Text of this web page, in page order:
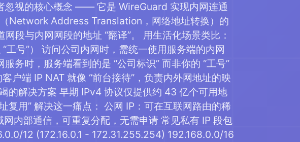
忽视的核心概念 —— 它是 WireGuard 实现内网连通
Network Address Translation，网络地址转换）的
段与内网网段的地址 “翻译”。 用生活化场景类比：
号”） 访问公司内网时，需统一使用服务端的内网
务时，服务端看到的是 “公司标识” 而非你的 “工号”
户端 IP NAT 就像 “前台接待”，负责内外网地址的映
的解决方案 早期 IPv4 协议仅提供约 43 亿个可用地
复用” 解决这一痛点： 公网 IP：可在互联网路由的稀
内部通信，可重复分配，无需申请 常见私有 IP 段包
12 (172.16.0.1 - 172.31.255.254) 192.168.0.0/16